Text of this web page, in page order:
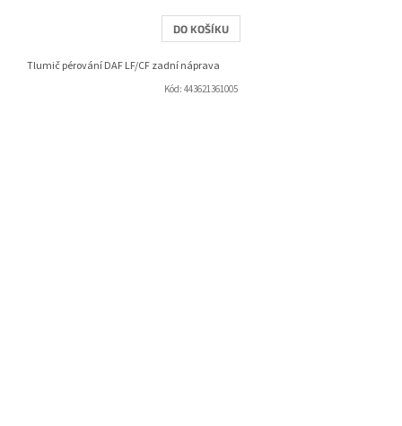
DO KOŠÍKU
Tlumič pérování DAF LF/CF zadní náprava
Kód: 443621361005